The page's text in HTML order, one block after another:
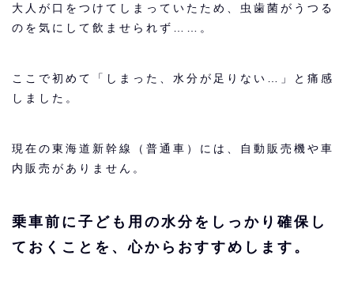
大人が口をつけてしまっていたため、虫歯菌がうつる
のを気にして飲ませられず……。
ここで初めて「しまった、水分が足りない…」と痛感
しました。
現在の東海道新幹線（普通車）には、自動販売機や車
内販売がありません。
乗車前に子ども用の水分をしっかり確保し
ておくことを、心からおすすめします。